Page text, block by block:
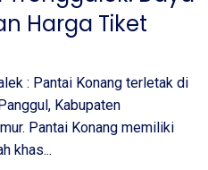
Harga Tiket
: Pantai Konang terletak di
Kabupaten
Pantai Konang memiliki
khas...